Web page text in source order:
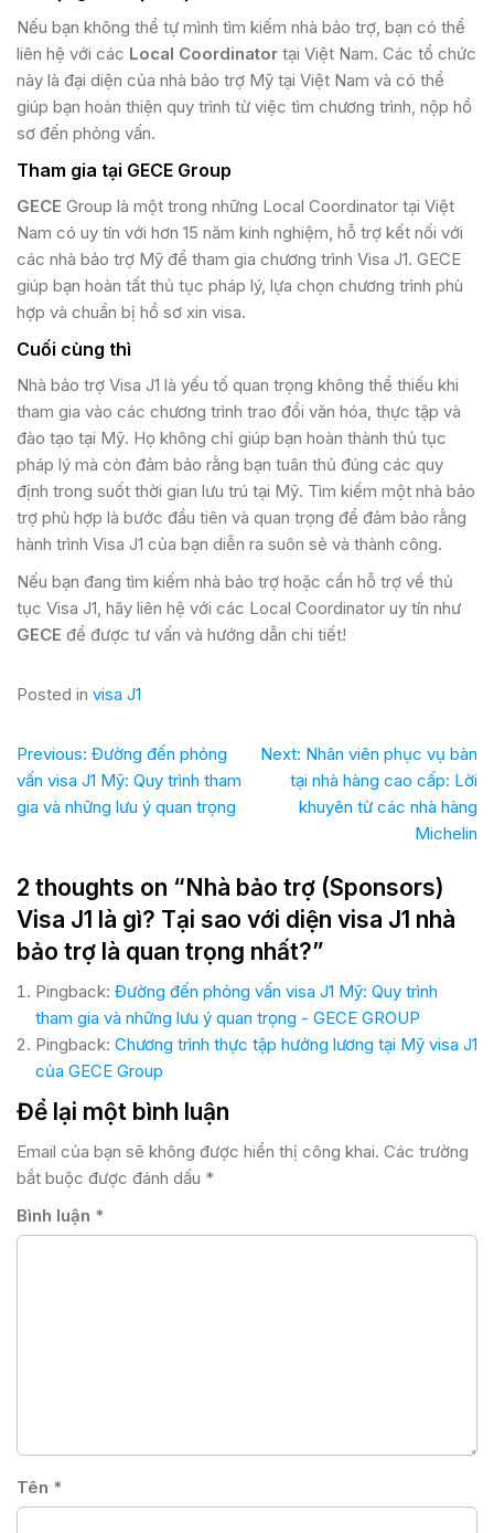
Nếu bạn không thể tự mình tìm kiếm nhà bảo trợ, bạn có thể
liên hệ với các Local Coordinator tại Việt Nam. Các tổ chức
này là đại diện của nhà bảo trợ Mỹ tại Việt Nam và có thể
giúp bạn hoàn thiện quy trình từ việc tìm chương trình, nộp hồ
sơ đến phỏng vấn​.
Tham gia tại GECE Group
GECE Group là một trong những Local Coordinator tại Việt
Nam có uy tín với hơn 15 năm kinh nghiệm, hỗ trợ kết nối với
các nhà bảo trợ Mỹ để tham gia chương trình Visa J1. GECE
giúp bạn hoàn tất thủ tục pháp lý, lựa chọn chương trình phù
hợp và chuẩn bị hồ sơ xin visa​.
Cuối cùng thì
Nhà bảo trợ Visa J1 là yếu tố quan trọng không thể thiếu khi
tham gia vào các chương trình trao đổi văn hóa, thực tập và
đào tạo tại Mỹ. Họ không chỉ giúp bạn hoàn thành thủ tục
pháp lý mà còn đảm bảo rằng bạn tuân thủ đúng các quy
định trong suốt thời gian lưu trú tại Mỹ. Tìm kiếm một nhà bảo
trợ phù hợp là bước đầu tiên và quan trọng để đảm bảo rằng
hành trình Visa J1 của bạn diễn ra suôn sẻ và thành công.
Nếu bạn đang tìm kiếm nhà bảo trợ hoặc cần hỗ trợ về thủ
tục Visa J1, hãy liên hệ với các Local Coordinator uy tín như
GECE để được tư vấn và hướng dẫn chi tiết!
Posted in visa J1
Previous: Đường đến phỏng
vấn visa J1 Mỹ: Quy trình tham
gia và những lưu ý quan trọng
Next: Nhân viên phục vụ bàn
tại nhà hàng cao cấp: Lời
khuyên từ các nhà hàng
Michelin
2 thoughts on “ Nhà bảo trợ (Sponsors)
Visa J1 là gì? Tại sao với diện visa J1 nhà
bảo trợ là quan trọng nhất?”
Pingback: Đường đến phỏng vấn visa J1 Mỹ: Quy trình
tham gia và những lưu ý quan trọng - GECE GROUP
Pingback: Chương trình thực tập hưởng lương tại Mỹ visa J1
của GECE Group
Để lại một bình luận
Email của bạn sẽ không được hiển thị công khai. Các trường
bắt buộc được đánh dấu *
Bình luận *
Tên *